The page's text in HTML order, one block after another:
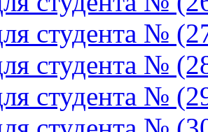
студента №
студента №
студента №